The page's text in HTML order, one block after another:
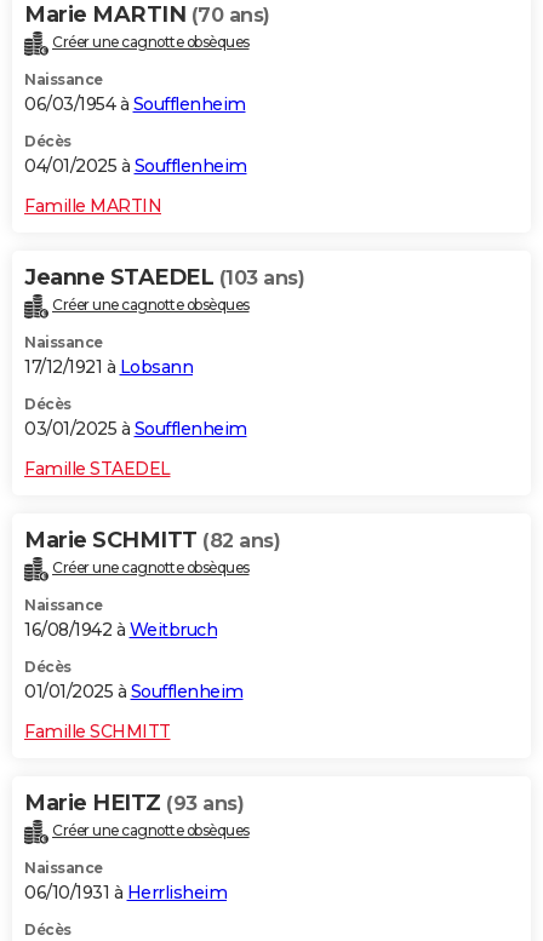
Marie MARTIN (70 ans)
Créer une cagnotte obsèques
Naissance
06/03/1954 à Soufflenheim
Décès
04/01/2025 à Soufflenheim
Famille MARTIN
Jeanne STAEDEL (103 ans)
Créer une cagnotte obsèques
Naissance
17/12/1921 à Lobsann
Décès
03/01/2025 à Soufflenheim
Famille STAEDEL
Marie SCHMITT (82 ans)
Créer une cagnotte obsèques
Naissance
16/08/1942 à Weitbruch
Décès
01/01/2025 à Soufflenheim
Famille SCHMITT
Marie HEITZ (93 ans)
Créer une cagnotte obsèques
Naissance
06/10/1931 à Herrlisheim
Décès